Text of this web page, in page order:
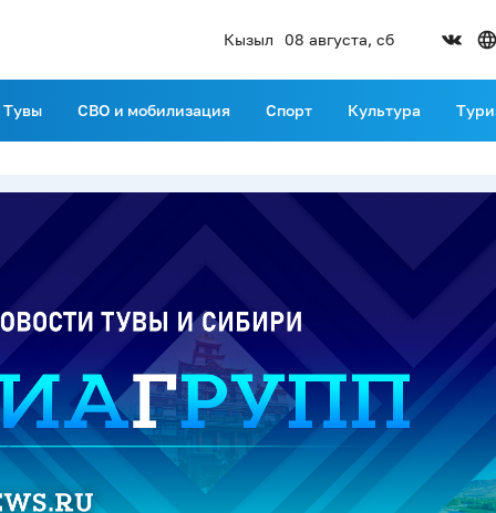
Кызыл 08 августа, сб
Тувы СВО и мобилизация Спорт Культура